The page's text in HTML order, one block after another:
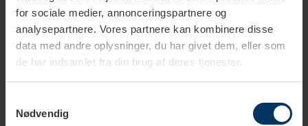
for sociale medier, annonceringspartnere og
analysepartnere. Vores partnere kan kombinere disse
data med andre oplysninger, du har givet dem, eller som
de har indsamlet fra din brug af deres tjenester.
Nødvendig
vokser, fordi de naturlige forhold passer perfekt til de to typer
arabica. Højden og regnmængden er ideel til dyrkningen,
hvilket også er de to faktorer, der gør, at det også er
kvalitetskaffe, der dyrkes her.
Embu:Nedbør to gange om året kombineret med den røde
vulkanske jord gør Embu til et sted, hvor der dyrkes forskellige
sorter. Det er også et sted, hvor der mest er fabrikker og